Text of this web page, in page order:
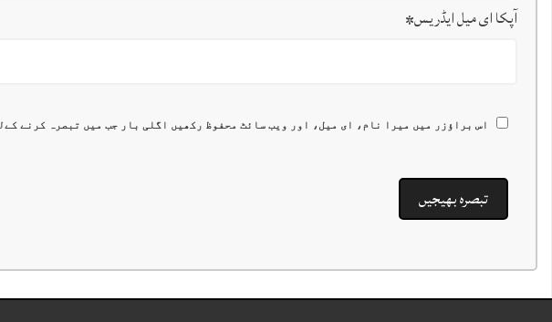
آپکا ای میل ایڈریس*
اس براؤزر میں میرا نام، ای میل، اور ویب سائٹ محفوظ رکھیں اگلی بار جب میں تبصرہ کرنے